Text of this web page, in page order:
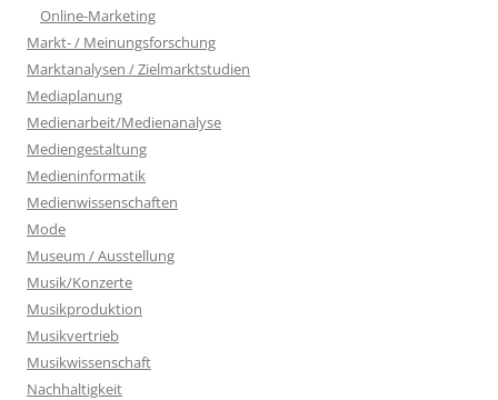
Online-Marketing
Markt- / Meinungsforschung
Marktanalysen / Zielmarktstudien
Mediaplanung
Medienarbeit/Medienanalyse
Mediengestaltung
Medieninformatik
Medienwissenschaften
Mode
Museum / Ausstellung
Musik/Konzerte
Musikproduktion
Musikvertrieb
Musikwissenschaft
Nachhaltigkeit